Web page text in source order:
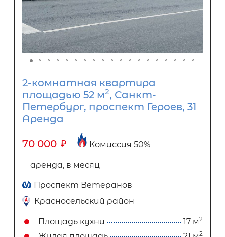
2-комнатная квартира
площадью 52 м2, Санкт-
Петербург, проспект Героев, 31
Аренда
70 000 ₽ Комиссия 50%
аренда, в месяц
Проспект Ветеранов
Красносельский район
Площадь кухни 17 м2
2